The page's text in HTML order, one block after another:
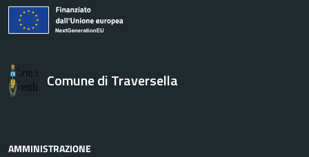
Comune di Traversella
AMMINISTRAZIONE